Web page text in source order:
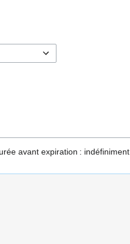
avant expiration : indéfiniment